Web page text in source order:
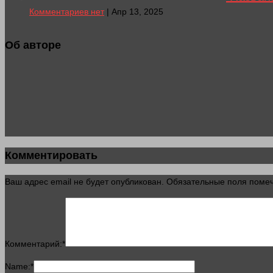
Комментариев нет| Апр 13, 2025
Об авторе
Комментировать
Ваш адрес email не будет опубликован. Обязательные поля
Комментарий:*
Name:*